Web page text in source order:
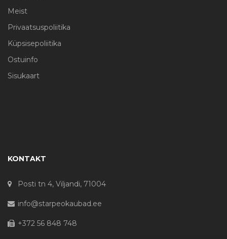
Meist
Privaatsuspoliitika
Küpsisepoliitika
Ostuinfo
Sisukaart
KONTAKT
Posti tn 4, Viljandi, 71004
info@starpeokaubad.ee
+372 56 848 748